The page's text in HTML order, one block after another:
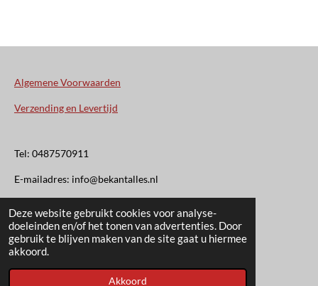
Deze website gebruikt cookies voor analyse-
doeleinden en/of het tonen van advertenties. Door
gebruik te blijven maken van de site gaat u hiermee
akkoord.
Akkoord
Algemene Voorwaarden
Verzending en Levertijd
Tel: 0487570911
E-mailadres: info@bekantalles.nl
Rooysestraat 4
6621AM Dreumel
© 2020 - 2026 Bekant Alles